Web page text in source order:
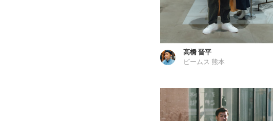
高橋 晋平
ビームス 熊本